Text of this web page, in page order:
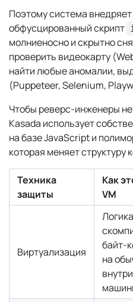
Поэтому система
обфусцированный скрипт
молниеносно и скрытно
проверить видеокарту
найти любые аномалии,
(Puppeteer, Selenium,
Чтобы реверс-инженеры
Kasada использует
на базе JavaScript и
которая меняет структуру
Техника
защиты
Как
VM
Виртуализация
байт-
на